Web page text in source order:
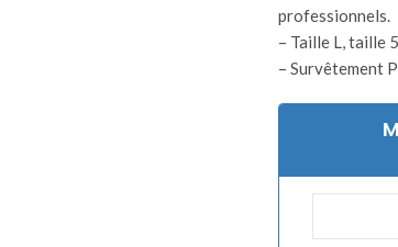
professionnels.
– Taille L, taille
– Survêtement